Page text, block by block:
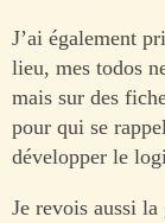
J’ai également
lieu, mes todos
mais sur des
pour qui se
développer le
Je revois aussi